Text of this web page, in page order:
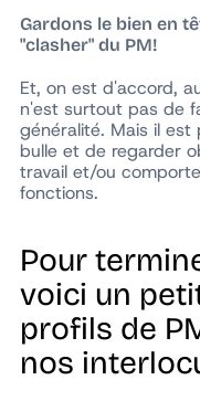
Gardons le bien en
"clasher" du PM!
Et, on est d'accord,
n'est surtout pas de
généralité. Mais il
bulle et de regarder
travail et/ou
fonctions.
Pour
voici un
profils de
nos